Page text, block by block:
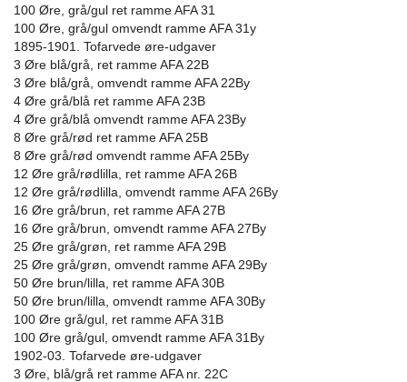
100 Øre, grå/gul ret ramme AFA 31
100 Øre, grå/gul omvendt ramme AFA 31y
1895-1901. Tofarvede øre-udgaver
3 Øre blå/grå, ret ramme AFA 22B
3 Øre blå/grå, omvendt ramme AFA 22By
4 Øre grå/blå ret ramme AFA 23B
4 Øre grå/blå omvendt ramme AFA 23By
8 Øre grå/rød ret ramme AFA 25B
8 Øre grå/rød omvendt ramme AFA 25By
12 Øre grå/rødlilla, ret ramme AFA 26B
12 Øre grå/rødlilla, omvendt ramme AFA 26By
16 Øre grå/brun, ret ramme AFA 27B
16 Øre grå/brun, omvendt ramme AFA 27By
25 Øre grå/grøn, ret ramme AFA 29B
25 Øre grå/grøn, omvendt ramme AFA 29By
50 Øre brun/lilla, ret ramme AFA 30B
50 Øre brun/lilla, omvendt ramme AFA 30By
100 Øre grå/gul, ret ramme AFA 31B
100 Øre grå/gul, omvendt ramme AFA 31By
1902-03. Tofarvede øre-udgaver
3 Øre, blå/grå ret ramme AFA nr. 22C